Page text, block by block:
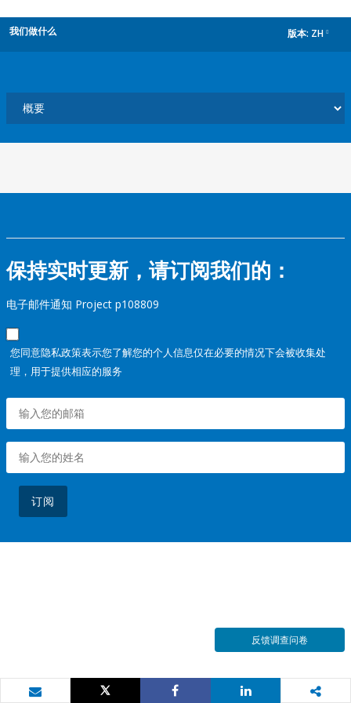
我们做什么 版本: ZH
保持实时更新，请订阅我们的：
电子邮件通知 Project p108809
您同意隐私政策表示您了解您的个人信息仅在必要的情况下会被收集处
理，用于提供相应的服务
订阅
反馈调查问卷